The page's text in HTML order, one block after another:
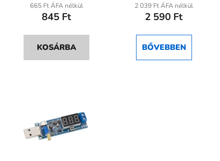
665 Ft ÁFA nélkül
845 Ft
KOSÁRBA
2 039 Ft ÁFA nélkül
2 590 Ft
BŐVEBBEN